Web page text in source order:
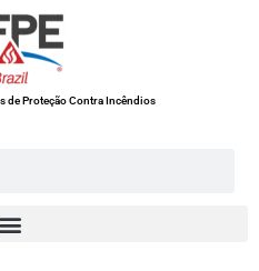
de Proteção Contra Incêndios